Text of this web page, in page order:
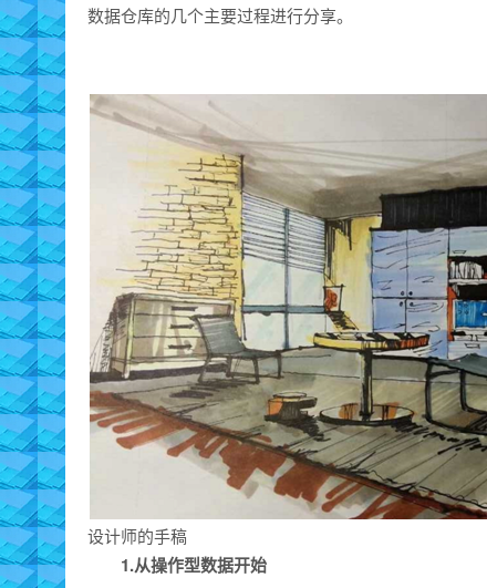
数据仓库的几个主要过程进行分享。
设计师的手稿
1.从操作型数据开始